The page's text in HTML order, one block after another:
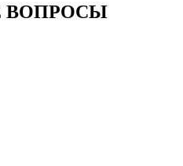
ВОПРОСЫ